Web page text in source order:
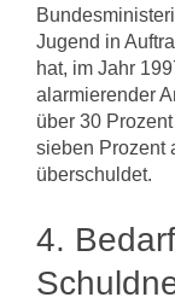
Jugend in
hat, im Jahr
alarmierender
über 30
sie­ben Prozent
überschuldet.
4.